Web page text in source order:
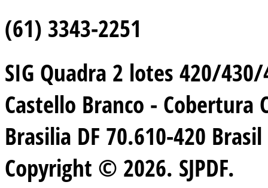
(61) 3343-2251
SIG Quadra 2 lotes 420/
Castello Branco - Cobertura
Brasilia DF 70.610-420 Brasil
Copyright © 2026. SJPDF.